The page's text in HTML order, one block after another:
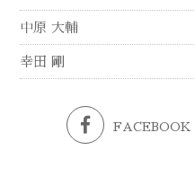
中原 大輔
幸田 剛
FACEBOOK